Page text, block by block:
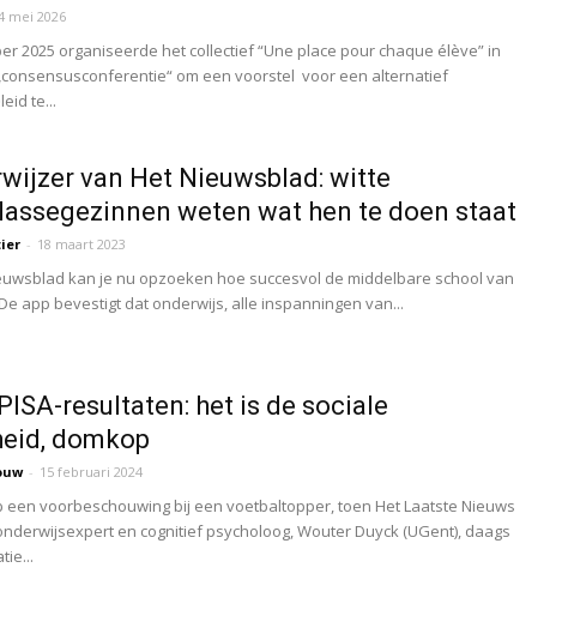
mei 2026
2025 organiseerde het collectief “Une place pour chaque élève” in
om een voorstel voor een alternatief
te...
van Het Nieuwsblad: witte
weten wat hen te doen staat
- 18 maart 2023
kan je nu opzoeken hoe succesvol de middelbare school van
app bevestigt dat onderwijs, alle inspanningen van...
resultaten: het is de sociale
domkop
- 15 februari 2024
een voorbeschouwing bij een voetbaltopper, toen Het Laatste Nieuws
en cognitief psycholoog, Wouter Duyck (UGent), daags